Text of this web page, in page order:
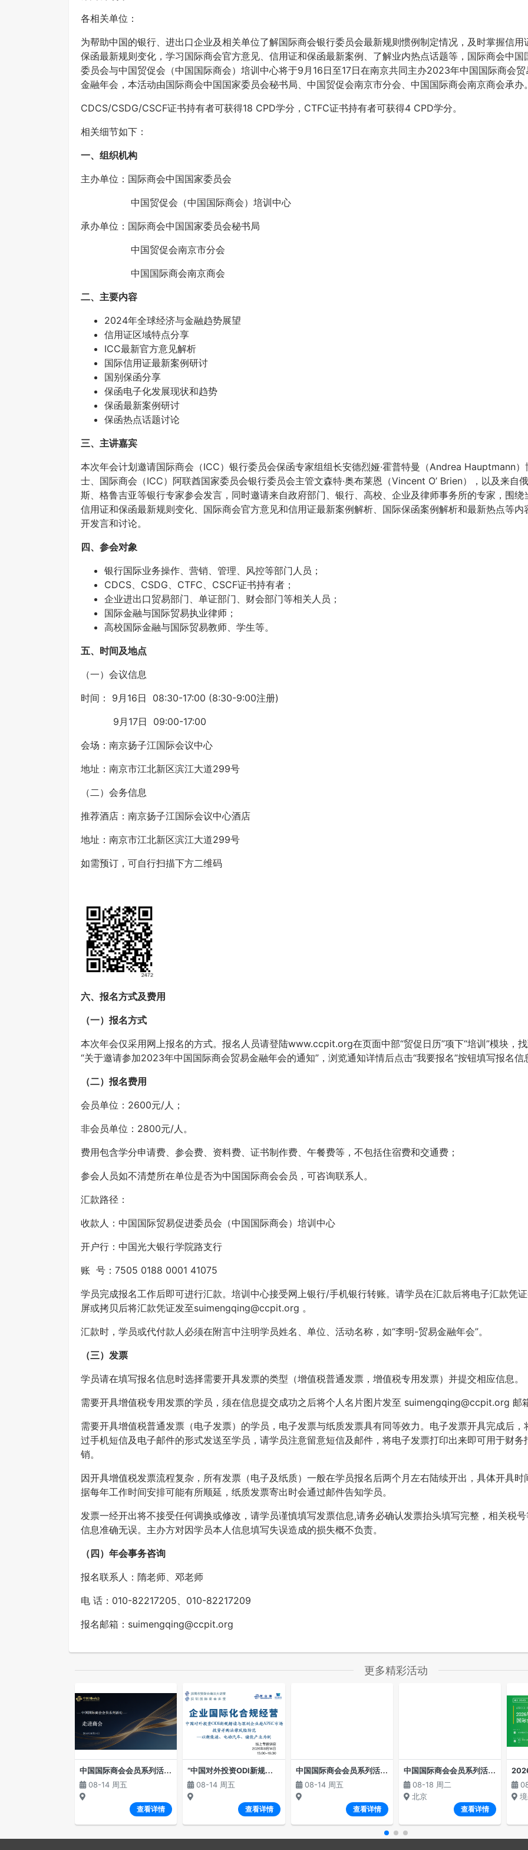
各相关单位：
为帮助中国的银行、进出口企业及相关单位了解国际商会银行委员会最新规则惯例制定情况，及时掌握信用
保函最新规则变化，学习国际商会官方意见、信用证和保函最新案例、了解业内热点话题等，国际商会中国
委员会与中国贸促会（中国国际商会）培训中心将于9月16日至17日在南京共同主办2023年中国国际商会贸
金融年会，本活动由国际商会中国国家委员会秘书局、中国贸促会南京市分会、中国国际商会南京商会承办
CDCS/CSDG/CSCF证书持有者可获得18 CPD学分，CTFC证书持有者可获得4 CPD学分。
相关细节如下：
一、组织机构
主办单位：国际商会中国国家委员会
中国贸促会（中国国际商会）培训中心
承办单位：国际商会中国国家委员会秘书局
中国贸促会南京市分会
中国国际商会南京商会
二、主要内容
2024年全球经济与金融趋势展望
信用证区域特点分享
ICC最新官方意见解析
国际信用证最新案例研讨
国别保函分享
保函电子化发展现状和趋势
保函最新案例研讨
保函热点话题讨论
三、主讲嘉宾
本次年会计划邀请国际商会（ICC）银行委员会保函专家组组长安德烈娅·霍普特曼（Andrea Hauptmann）
士、国际商会（ICC）阿联酋国家委员会银行委员会主管文森特·奥布莱恩（Vincent O’ Brien），以及来自
斯、格鲁吉亚等银行专家参会发言，同时邀请来自政府部门、银行、高校、企业及律师事务所的专家，围绕
信用证和保函最新规则变化、国际商会官方意见和信用证最新案例解析、国际保函案例解析和最新热点等内
开发言和讨论。
四、参会对象
银行国际业务操作、营销、管理、风控等部门人员；
CDCS、CSDG、CTFC、CSCF证书持有者；
企业进出口贸易部门、单证部门、财会部门等相关人员；
国际金融与国际贸易执业律师；
高校国际金融与国际贸易教师、学生等。
五、时间及地点
（一）会议信息
时间： 9月16日 08:30-17:00 (8:30-9:00注册)
9月17日 09:00-17:00
会场：南京扬子江国际会议中心
地址：南京市江北新区滨江大道299号
（二）会务信息
推荐酒店：南京扬子江国际会议中心酒店
地址：南京市江北新区滨江大道299号
如需预订，可自行扫描下方二维码
六、报名方式及费用
（一）报名方式
本次年会仅采用网上报名的方式。报名人员请登陆www.ccpit.org在页面中部“贸促日历”项下“培训”模块，
“关于邀请参加2023年中国国际商会贸易金融年会的通知”，浏览通知详情后点击“我要报名”按钮填写报名信
（二）报名费用
会员单位：2600元/人；
非会员单位：2800元/人。
费用包含学分申请费、参会费、资料费、证书制作费、午餐费等，不包括住宿费和交通费；
参会人员如不清楚所在单位是否为中国国际商会会员，可咨询联系人。
汇款路径：
收款人：中国国际贸易促进委员会（中国国际商会）培训中心
开户行：中国光大银行学院路支行
账 号：7505 0188 0001 41075
学员完成报名工作后即可进行汇款。培训中心接受网上银行/手机银行转账。请学员在汇款后将电子汇款凭
屏或拷贝后将汇款凭证发至suimengqing@ccpit.org 。
汇款时，学员或代付款人必须在附言中注明学员姓名、单位、活动名称，如“李明-贸易金融年会”。
（三）发票
学员请在填写报名信息时选择需要开具发票的类型（增值税普通发票，增值税专用发票）并提交相应信息。
需要开具增值税专用发票的学员，须在信息提交成功之后将个人名片图片发至 suimengqing@ccpit.org 邮
需要开具增值税普通发票（电子发票）的学员，电子发票与纸质发票具有同等效力。电子发票开具完成后，
过手机短信及电子邮件的形式发送至学员，请学员注意留意短信及邮件，将电子发票打印出来即可用于财务
销。
因开具增值税发票流程复杂，所有发票（电子及纸质）一般在学员报名后两个月左右陆续开出，具体开具时
据每年工作时间安排可能有所顺延，纸质发票寄出时会通过邮件告知学员。
发票一经开出将不接受任何调换或修改，请学员谨慎填写发票信息,请务必确认发票抬头填写完整，相关税
信息准确无误。主办方对因学员本人信息填写失误造成的损失概不负责。
（四） 年会事务咨询
报名联系人：隋老师、邓老师
电 话：010-82217205、010-82217209
报名邮箱：suimengqing@ccpit.org
更多精彩活动
中
国国际商会会员系列活动—“走进商会”（第二期）
08-14 周五
查看详情
“
中国对外投资ODI新规解读与深圳企业赴APEC市场投资并购法律风险防范”线上专题讲座
08-14 周五
查看详情
中
国国际商会会员系列活动--国别沙龙 俄罗斯专场经贸交流会
08-14 周五
查看详情
中
国国际商会会员系列活动——国别沙龙·吉尔吉斯斯坦专场经贸交流会
08-18 周二
北京
查看详情